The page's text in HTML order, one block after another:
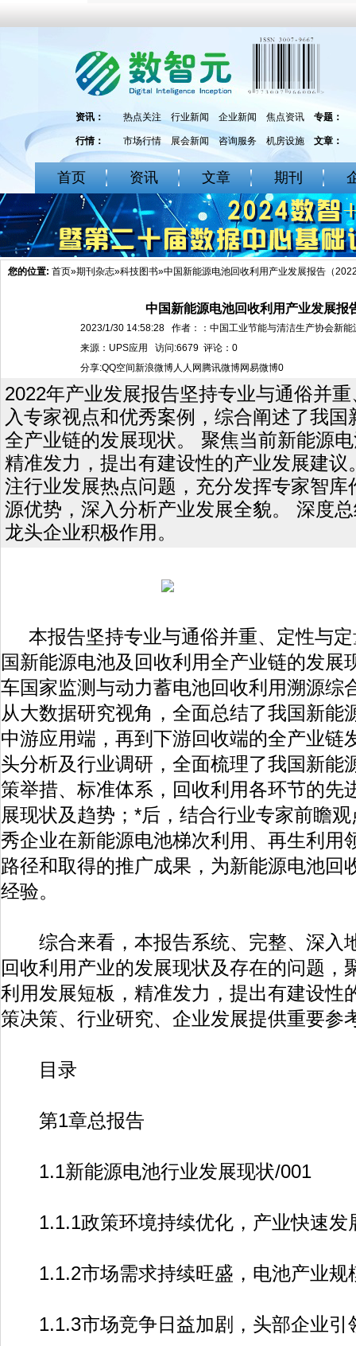
资讯： 热点关注 行业新闻 企业新闻 焦点资讯 专题：
行情： 市场行情 展会新闻 咨询服务 机房设施 文章：
首页 资讯 文章 期刊
您的位置: 首页»期刊杂志»科技图书»中国新能源电池回收利用产业发展报告（
中国新能源电池回收利用产业发展报
2023/1/30 14:58:28 作者：：中国工业节能与清洁生产协会新
来源：UPS应用 访问:6679 评论： 0
分享:QQ空间新浪微博人人网 腾讯微博网易微博0
2022年产业发展报告坚持专业与通俗并
入专家视点和优秀案例，综合阐述了我
全产业链的发展现状。 聚焦当前新能源
精准发力，提出有建设性的产业发展建议
注行业发展热点问题，充分发挥专家智
源优势，深入分析产业发展全貌。 深度
龙头企业积极作用。
本报告坚持专业与通俗并重、定性与定
国新能源电池及回收利用全产业链的发展
车国家监测与动力蓄电池回收利用溯源综
从大数据研究视角，全面总结了我国新能
中游应用端，再到下游回收端的全产业链
头分析及行业调研，全面梳理了我国新能
策举措、标准体系，回收利用各环节的先
展现状及趋势；*后，结合行业专家前瞻
秀企业在新能源电池梯次利用、再生利用
路径和取得的推广成果，为新能源电池回
经验。
综合来看，本报告系统、完整、深入
回收利用产业的发展现状及存在的问题，
利用发展短板，精准发力，提出有建设性
策决策、行业研究、企业发展提供重要参
目录
第1章总报告
1.1新能源电池行业发展现状/001
1.1.1政策环境持续优化，产业快速发
1.1.2市场需求持续旺盛，电池产业规
1.1.3市场竞争日益加剧，头部企业引